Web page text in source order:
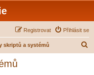
Přihlásit se
Registrovat
skriptů a systémů